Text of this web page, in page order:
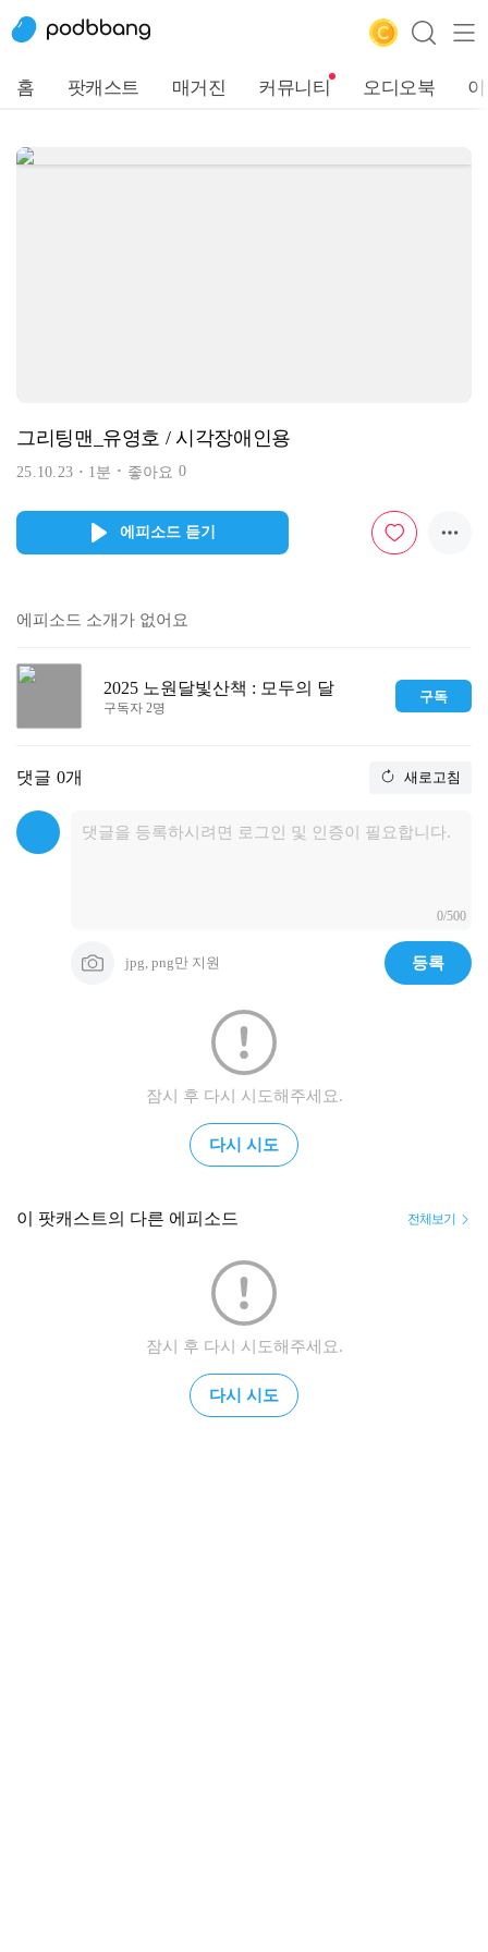
홈 팟캐스트 매거진 커뮤니티 오디오북
그리팅맨_유영호 / 시각장애인용
25.10.23 1분 좋아요 0
에피소드 듣기
에피소드 소개가 없어요
2025 노원달빛산책 : 모두의 달
구독자 2명
구독
댓글 0개 새로고침
0/500
jpg, png만 지원 등록
잠시 후 다시 시도해주세요.
다시 시도
이 팟캐스트의 다른 에피소드 전체보기
잠시 후 다시 시도해주세요.
다시 시도